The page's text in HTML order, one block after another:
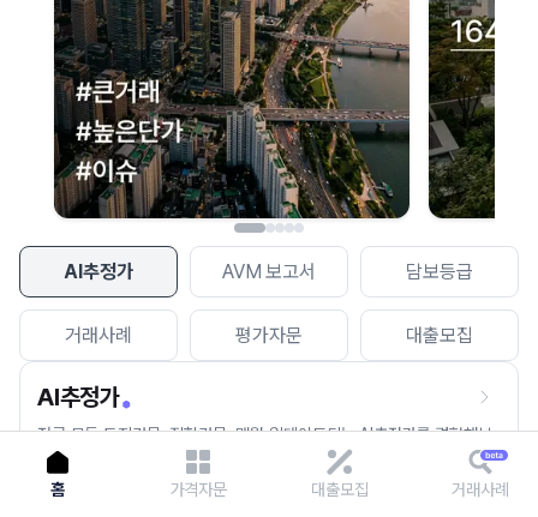
AI추정가 AVM 보고서 담보등급
거래사례 평가자문 대출모집
AI추정가
전국 모든 토지건물, 집합건물, 매월 업데이트되는 AI추정가를 경험해보
세요.
다시 시도
홈 가격자문 대출모집 거래사례